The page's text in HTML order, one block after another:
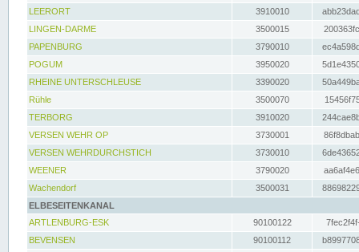
LEERORT
3910010
LINGEN-DARME
3500015
PAPENBURG
3790010
POGUM
3950020
RHEINE UNTERSCHLEUSE
3390020
Rühle
3500070
TERBORG
3910020
VERSEN WEHR OP
3730001
VERSEN WEHRDURCHSTICH
3730010
WEENER
3790020
Wachendorf
3500031
ELBESEITENKANAL
ARTLENBURG-ESK
90100122
BEVENSEN
90100112